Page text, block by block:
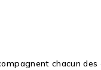
chacun